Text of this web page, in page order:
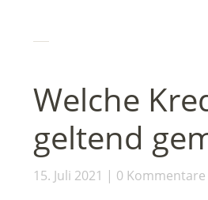
Welche
geltend
15. Juli 2021 0 Kommentare